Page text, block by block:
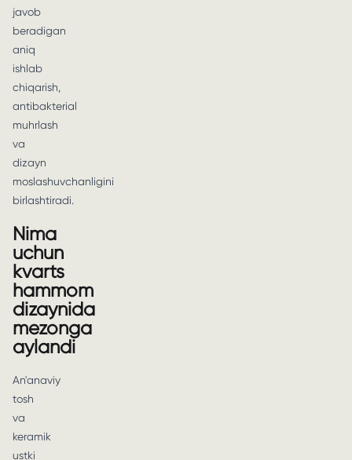
javob
beradigan
aniq
ishlab
chiqarish,
antibakterial
muhrlash
va
dizayn
moslashuvchanligini
birlashtiradi.
Nima
uchun
kvarts
hammom
dizaynida
mezonga
aylandi
An'anaviy
tosh
va
keramik
ustki